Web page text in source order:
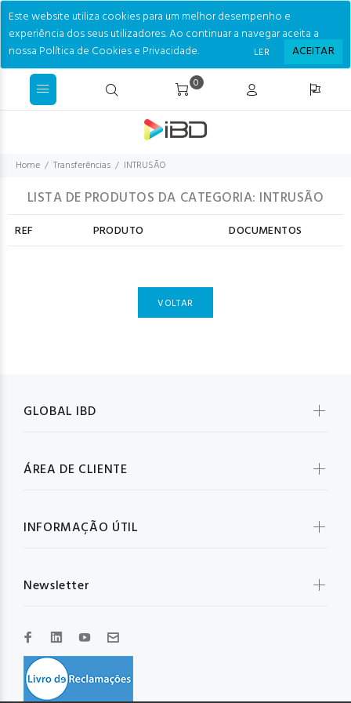
Este website utiliza cookies para um melhor desempenho e
experiência dos seus utilizadores. Ao continuar a navegar aceita a
nossa Política de Cookies e Privacidade.
LER ACEITAR
0
Home Transferências INTRUSÃO
LISTA DE PRODUTOS DA CATEGORIA: INTRUSÃO
REF PRODUTO DOCUMENTOS
VOLTAR
GLOBAL IBD
ÁREA DE CLIENTE
INFORMAÇÃO ÚTIL
Newsletter